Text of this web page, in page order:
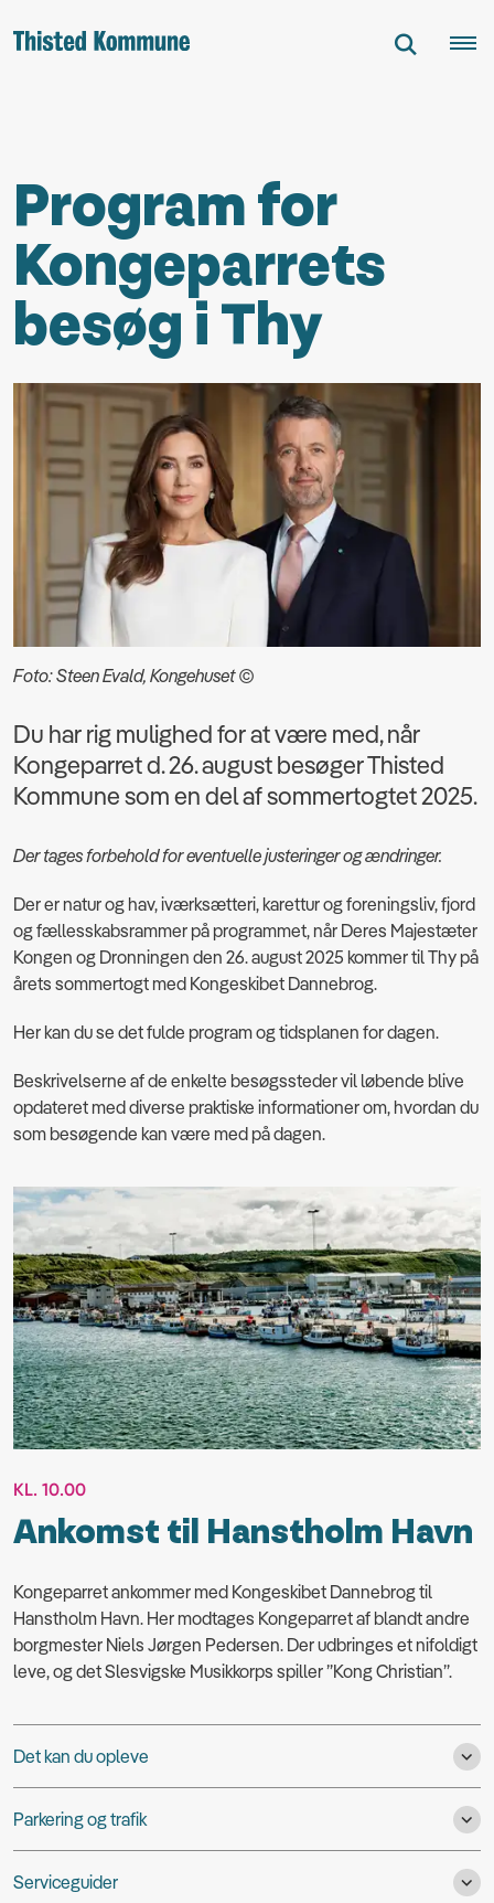
Program for
Kongeparrets
besøg i Thy
Foto: Steen Evald, Kongehuset ©
Du har rig mulighed for at være med, når
Kongeparret d. 26. august besøger Thisted
Kommune som en del af sommertogtet 2025.
Der tages forbehold for eventuelle justeringer og ændringer.
Der er natur og hav, iværksætteri, karettur og foreningsliv, fjord
og fællesskabsrammer på programmet, når Deres Majestæter
Kongen og Dronningen den 26. august 2025 kommer til Thy på
årets sommertogt med Kongeskibet Dannebrog.
Her kan du se det fulde program og tidsplanen for dagen.
Beskrivelserne af de enkelte besøgssteder vil løbende blive
opdateret med diverse praktiske informationer om, hvordan du
som besøgende kan være med på dagen.
KL. 10.00
Ankomst til Hanstholm Havn
Kongeparret ankommer med Kongeskibet Dannebrog til
Hanstholm Havn. Her modtages Kongeparret af blandt andre
borgmester Niels Jørgen Pedersen. Der udbringes et nifoldigt
leve, og det Slesvigske Musikkorps spiller ”Kong Christian”.
Det kan du opleve
Parkering og trafik
Serviceguider